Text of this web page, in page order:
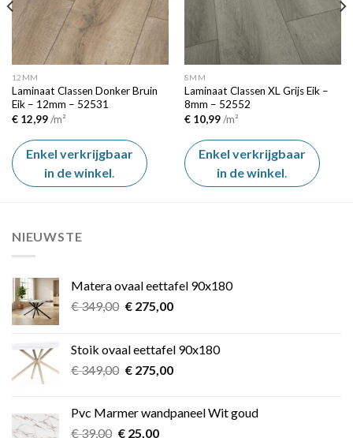
12MM
Laminaat Classen Donker Bruin
Eik – 12mm – 52531
€12,99/m²
Enkel verkrijgbaar
in de winkel
8MM
Laminaat Classen XL Grijs Eik –
8mm – 52552
€10,99/m²
Enkel verkrijgbaar
in de winkel
NIEUWSTE
Matera ovaal eettafel 90x180
€349,00 Oorspronkelijke
€ 349,00.
€275,00Huidige
€ 275,00.
Stoik ovaal eettafel 90x180
€349,00 Oorspronkelijke
€ 349,00.
€275,00Huidige
€ 275,00.
Pvc Marmer wandpaneel Wit goud
€39,00 Oorspronkelijke
€25,00Huidige